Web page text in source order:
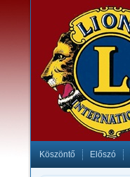
Köszöntő Előszó